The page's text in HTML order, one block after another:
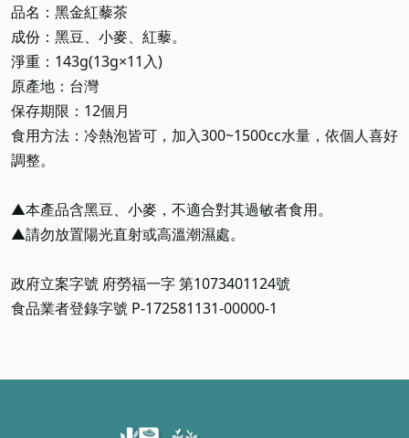
品名：黑金紅藜茶
成份：黑豆、小麥、紅藜。
淨重：143g(13g×11入)
原產地：台灣
保存期限：12個月
食用方法：冷熱泡皆可，加入300~1500cc水量，依個人喜好
調整。
▲本產品含黑豆、小麥，不適合對其過敏者食用。
▲請勿放置陽光直射或高溫潮濕處。
政府立案字號 府勞福一字 第1073401124號
食品業者登錄字號 P-172581131-00000-1